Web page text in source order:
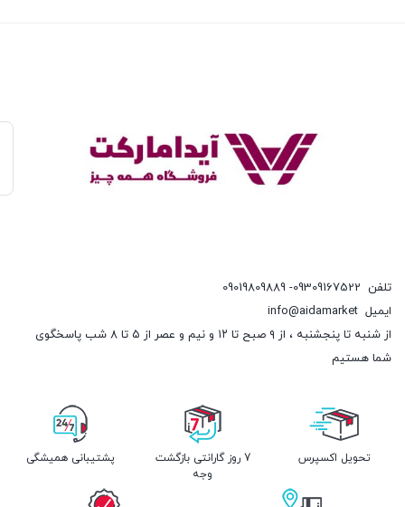
تلفن 09309167522- 09019809889
ایمیل info@aidamarket
از شنبه تا پنجشنبه ، از ۹ صبح تا ۱۲ و نیم و عصر از ۵ تا ۸ شب پاسخگوی
شما هستیم
تحویل اکسپرس
7 روز گارانتی بازگشت
وجه
پشتیبانی همیشگی